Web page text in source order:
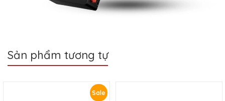
Sản phẩm tương tự
Sale